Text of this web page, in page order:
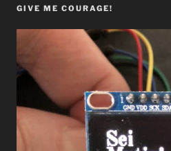
GIVE ME COURAGE!